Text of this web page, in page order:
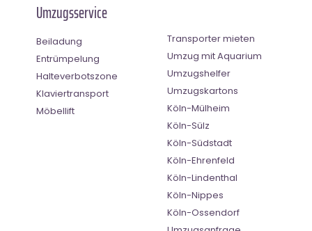
Umzugsservice
Beiladung
Entrümpelung
Halteverbotszone
Klaviertransport
Möbellift
Transporter mieten
Umzug mit Aquarium
Umzugshelfer
Umzugskartons
Köln-Mülheim
Köln-Sülz
Köln-Südstadt
Köln-Ehrenfeld
Köln-Lindenthal
Köln-Nippes
Köln-Ossendorf